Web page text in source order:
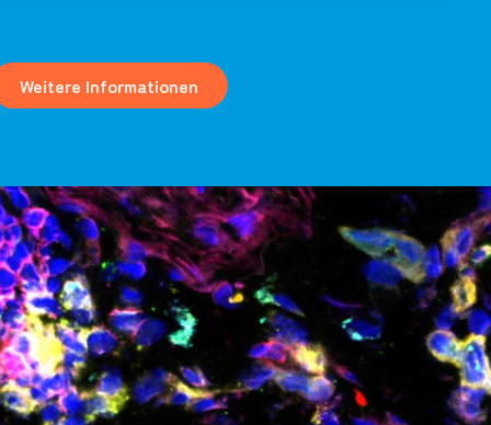
Weitere Informationen